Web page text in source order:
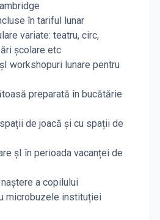
în tariful lunar
variate: teatru, circ,
școlare etc
workshopuri lunare pentru
preparată în bucătărie
de joacă și cu spații de
șI în perioada vacanței de
a copilului
microbuzele instituției